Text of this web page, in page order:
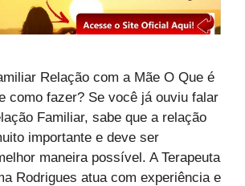
Relação com a Mãe O Que é
como fazer? Se você já ouviu falar
Familiar, sabe que a relação
importante e deve ser
maneira possível. A Terapeuta
Rodrigues atua com experiência e